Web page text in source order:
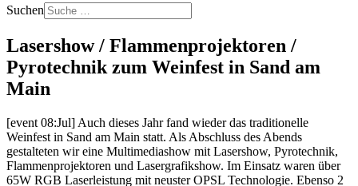
Suchen
Lasershow / Flammenprojektoren /
Pyrotechnik zum Weinfest in Sand am
Main
[event 08:Jul] Auch dieses Jahr fand wieder das traditionelle
Weinfest in Sand am Main statt. Als Abschluss des Abends
gestalteten wir eine Multimediashow mit Lasershow, Pyrotechnik,
Flammenprojektoren und Lasergrafikshow. Im Einsatz waren über
65W RGB Laserleistung mit neuster OPSL Technologie. Ebenso 2